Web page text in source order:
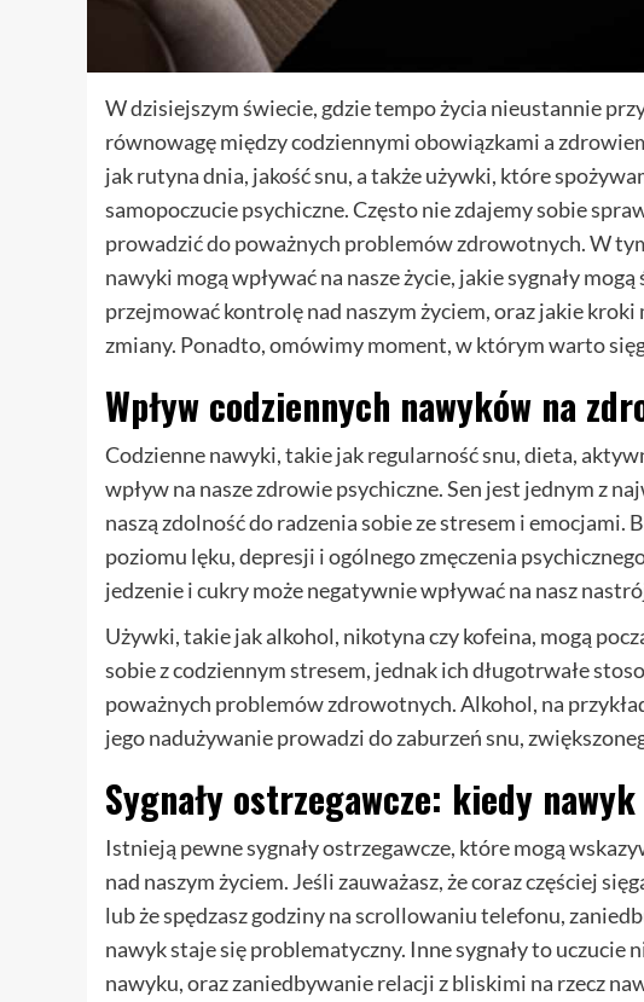
W dzisiejszym świecie, gdzie tempo życia nieustannie
równowagę między codziennymi obowiązkami a
jak rutyna dnia, jakość snu, a także używki, które
samopoczucie psychiczne. Często nie zdajemy sobie
prowadzić do poważnych problemów zdrowotnych. W
nawyki mogą wpływać na nasze życie, jakie sygnały
przejmować kontrolę nad naszym życiem, oraz jakie
zmiany. Ponadto, omówimy moment, w którym warto
Wpływ codziennych nawyków na
Codzienne nawyki, takie jak regularność snu, dieta,
wpływ na nasze zdrowie psychiczne. Sen jest jednym z
naszą zdolność do radzenia sobie ze stresem i emocjami.
poziomu lęku, depresji i ogólnego zmęczenia
jedzenie i cukry może negatywnie wpływać na nasz
Używki, takie jak alkohol, nikotyna czy kofeina, mogą
sobie z codziennym stresem, jednak ich długotrwałe
poważnych problemów zdrowotnych. Alkohol, na
jego nadużywanie prowadzi do zaburzeń snu,
Sygnały ostrzegawcze: kiedy
Istnieją pewne sygnały ostrzegawcze, które mogą
nad naszym życiem. Jeśli zauważasz, że coraz częściej
lub że spędzasz godziny na scrollowaniu telefonu,
nawyk staje się problematyczny. Inne sygnały to uczucie
nawyku, oraz zaniedbywanie relacji z bliskimi na rzecz